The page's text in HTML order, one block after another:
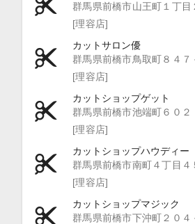
群馬県前橋市山王町１丁目
[理容店]
カットサロン優
群馬県前橋市鳥取町８４７
[理容店]
カットショップゲット
群馬県前橋市池端町６０２
[理容店]
カットショップハウディー
群馬県前橋市南町４丁目４
[理容店]
カットショップマジック
群馬県前橋市下沖町２０４